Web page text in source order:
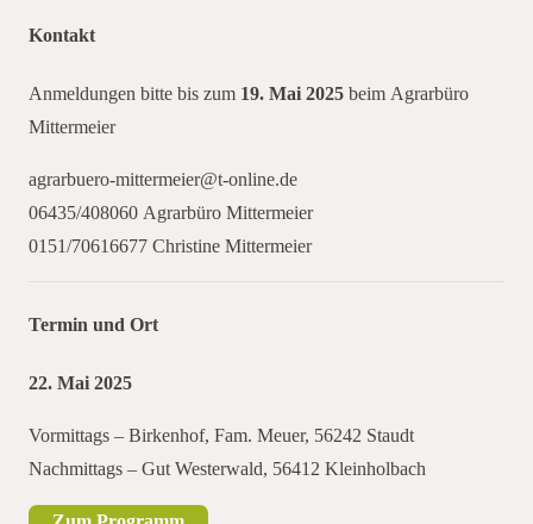
Kontakt
Anmeldungen bitte bis zum 19. Mai 2025beim Agrarbüro
Mittermeier
agrarbuero-mittermeier@t-online.de
06435/408060 Agrarbüro Mittermeier
0151/70616677 Christine Mittermeier
Termin und Ort
22. Mai 2025
Vormittags – Birkenhof, Fam. Meuer, 56242 Staudt
Nachmittags – Gut Westerwald, 56412 Kleinholbach